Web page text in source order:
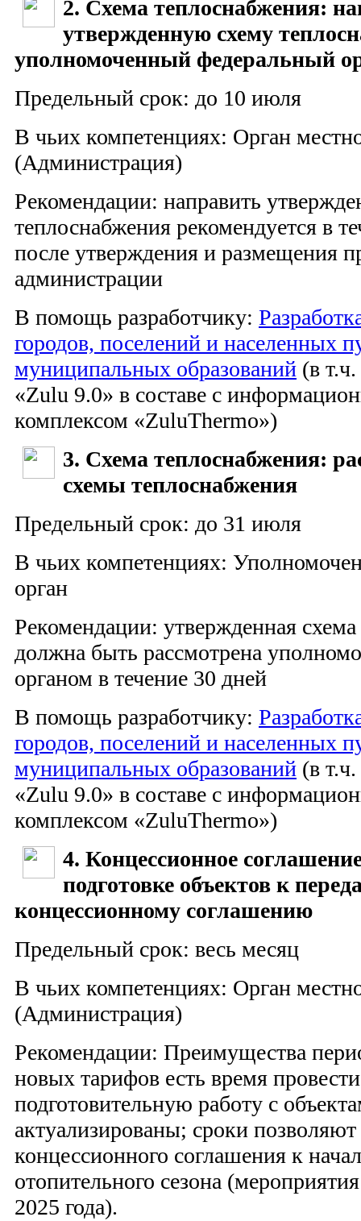
2. Схема теплоснабжения:
утвержденную схему
уполномоченный федеральный
Предельный срок: до 10 июля
В чьих компетенциях: Орган
(Администрация)
Рекомендации: направить
теплоснабжения рекомендуется в
после утверждения и размещения
администрации
В помощь разработчику:
городов, поселений и населенных
муниципальных образований (в
«Zulu 9.0» в составе с
комплексом «ZuluThermo»)
3. Схема теплоснабжения:
схемы теплоснабжения
Предельный срок: до 31 июля
В чьих компетенциях:
орган
Рекомендации: утвержденная
должна быть рассмотрена
органом в течение 30 дней
В помощь разработчику:
городов, поселений и населенных
муниципальных образований (в
«Zulu 9.0» в составе с
комплексом «ZuluThermo»)
4. Концессионное
подготовке объектов к
концессионному соглашению
Предельный срок: весь месяц
В чьих компетенциях: Орган
(Администрация)
Рекомендации: Преимущества
новых тарифов есть время
подготовительную работу с
актуализированы; сроки
концессионного соглашения к
отопительного сезона
2025 года).